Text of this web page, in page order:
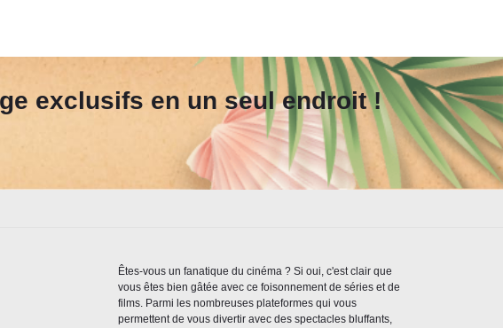
exclusifs en un seul endroit !
Êtes-vous un fanatique du cinéma ? Si oui, c'est clair que
vous êtes bien gâtée avec ce foisonnement de séries et de
films. Parmi les nombreuses plateformes qui vous
permettent de vous divertir avec des spectacles bluffants,